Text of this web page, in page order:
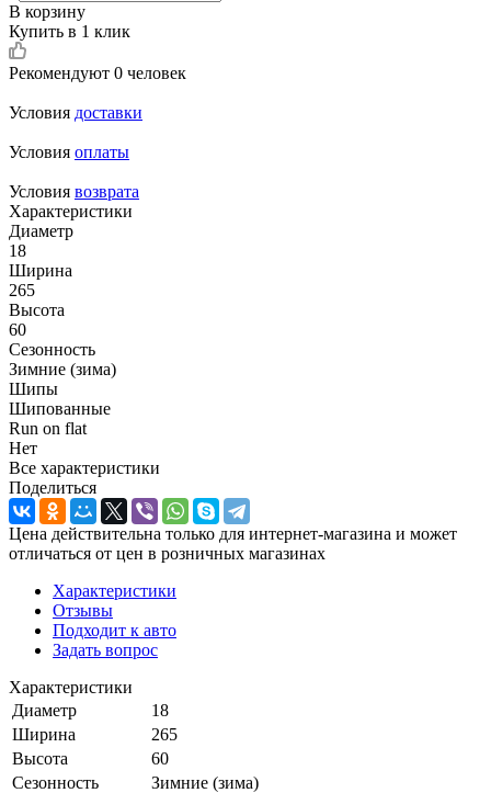
В корзину
Купить в 1 клик
Рекомендуют 0 человек
Условия доставки
Условия оплаты
Условия возврата
Характеристики
Диаметр
18
Ширина
265
Высота
60
Сезонность
Зимние (зима)
Шипы
Шипованные
Run on flat
Нет
Все характеристики
Поделиться
Цена действительна только для интернет-магазина и может
отличаться от цен в розничных магазинах
Характеристики
Отзывы
Подходит к авто
Задать вопрос
Характеристики
Диаметр
18
Ширина
265
Высота
60
Сезонность
Зимние (зима)